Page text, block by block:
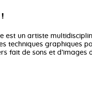
est un artiste
techniques graphiques
fait de sons et d’images